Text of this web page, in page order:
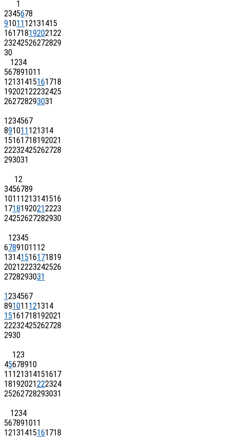
1
2345678
91011 12131415
16171819202122
23242526272829
30
1234
567891011
12131415161718
19202122232425
262728293031
1234567
891011 121314
15161718192021
22232425262728
293031
12
3456789
1011 1213141516
17181920212223
24252627282930
12345
67891011 12
13141516171819
20212223242526
2728293031
1234567
891011 121314
15161718192021
22232425262728
2930
123
45678910
11 121314151617
18192021222324
25262728293031
1234
567891011
12131415161718